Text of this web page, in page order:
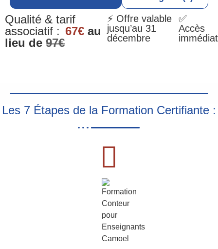
Qualité & tarif
associatif : 67€ au
lieu de 97€
⚡ Offre valable
jusqu’au 31
décembre
✅
Accès
immédiat
Les 7 Étapes de la Formation Certifiante :